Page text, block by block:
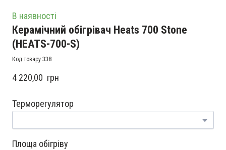
В наявності
Керамічний обігрівач Heats 700 Stone
(HEATS-700-S)
Код товару 338
4 220,00  грн
Терморегулятор
Площа обігріву